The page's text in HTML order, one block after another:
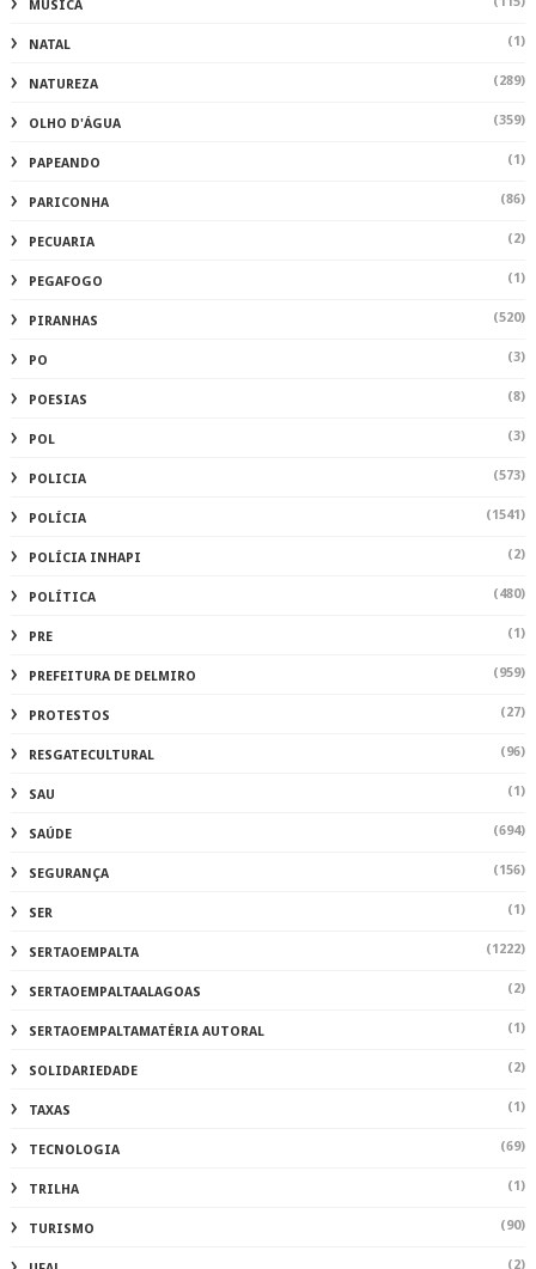
MUSICA
NATAL (1)
NATUREZA (289)
OLHO D'ÁGUA (359)
PAPEANDO (1)
PARICONHA (86)
PECUARIA (2)
PEGAFOGO (1)
PIRANHAS (520)
PO (3)
POESIAS (8)
POL (3)
POLICIA (573)
POLÍCIA (1541)
POLÍCIA INHAPI (2)
POLÍTICA (480)
PRE (1)
PREFEITURA DE DELMIRO (959)
PROTESTOS (27)
RESGATECULTURAL (96)
SAU (1)
SAÚDE (694)
SEGURANÇA (156)
SER (1)
SERTAOEMPALTA (1222)
SERTAOEMPALTAALAGOAS (2)
SERTAOEMPALTAMATÉRIA AUTORAL (1)
SOLIDARIEDADE (2)
TAXAS (1)
TECNOLOGIA (69)
TRILHA (1)
TURISMO (90)
(2)